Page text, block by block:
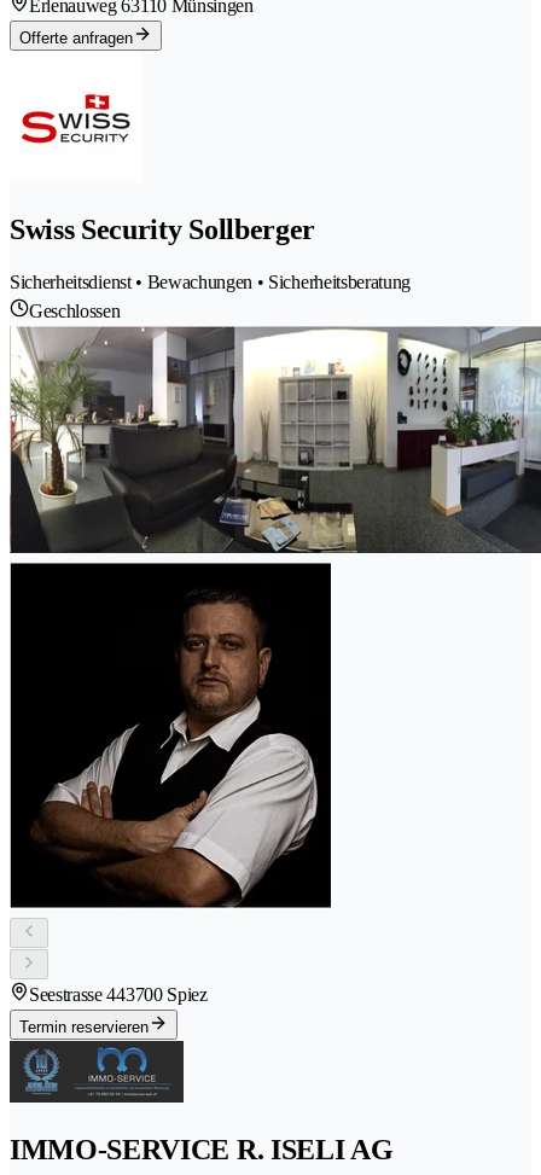
Erlenauweg 63110 Münsingen
Offerte anfragen
Swiss Security Sollberger
Sicherheitsdienst • Bewachungen • Sicherheitsberatung
Geschlossen
Seestrasse 443700 Spiez
Termin reservieren
IMMO-SERVICE R. ISELI AG